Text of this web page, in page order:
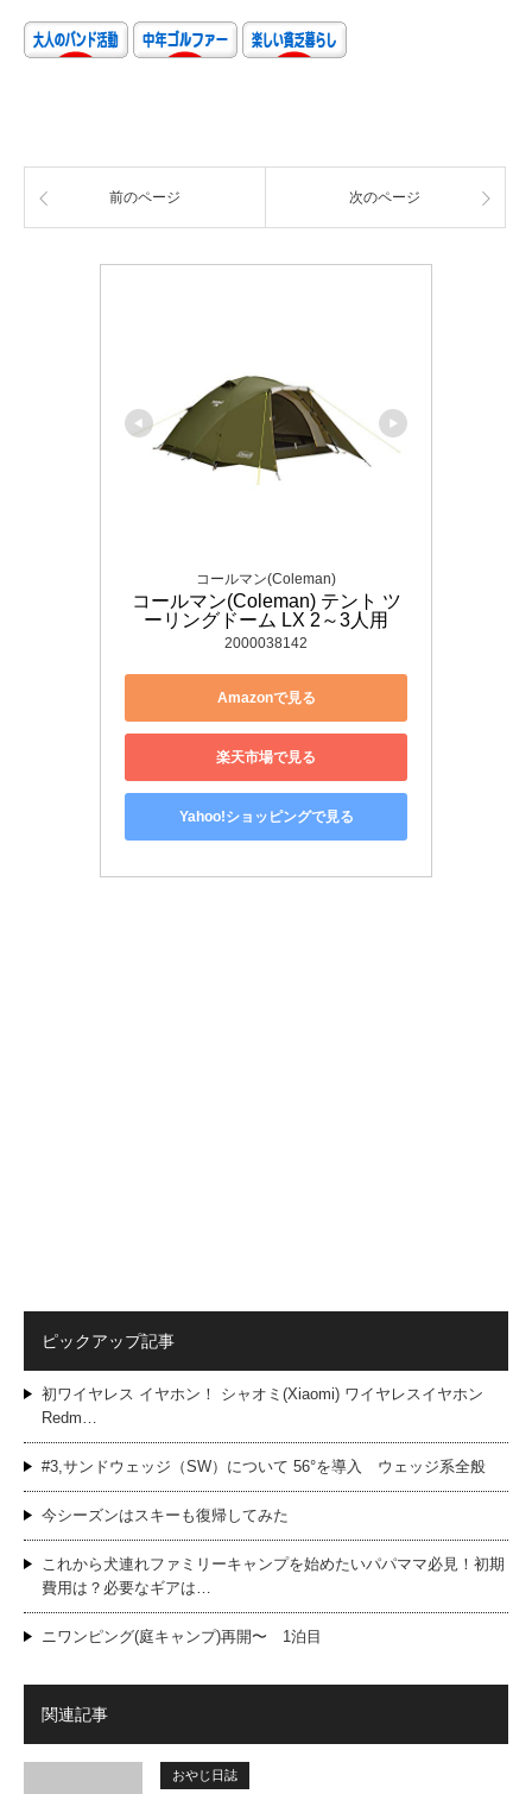
前のページ 次のページ
コールマン(Coleman)
コールマン(Coleman) テント ツ
ーリングドーム LX 2～3人用
2000038142
Amazonで見る
楽天市場で見る
Yahoo!ショッピングで見る
ピックアップ記事
初ワイヤレス イヤホン！ シャオミ(Xiaomi) ワイヤレスイヤホン
Redm…
#3,サンドウェッジ（SW）について 56°を導入 ウェッジ系全般
今シーズンはスキーも復帰してみた
これから犬連れファミリーキャンプを始めたいパパママ必見！初期
費用は？必要なギアは…
ニワンピング(庭キャンプ)再開〜 1泊目
関連記事
おやじ日誌